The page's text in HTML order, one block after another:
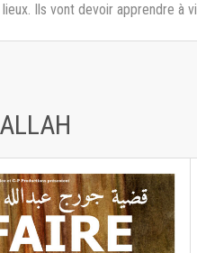
Ils vont devoir apprendre à